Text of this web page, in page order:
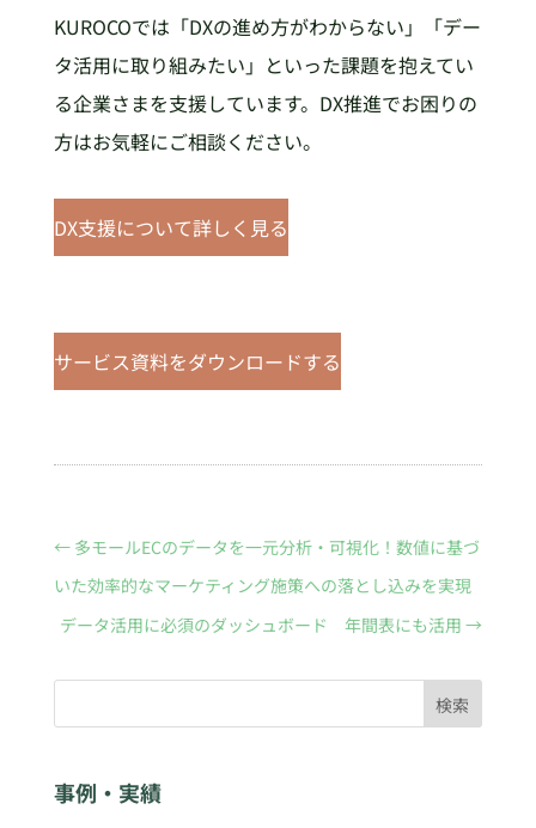
KUROCOでは「DXの進め方がわからない」「デー
タ活用に取り組みたい」といった課題を抱えてい
る企業さまを支援しています。DX推進でお困りの
方はお気軽にご相談ください。
DX支援について詳しく見る
サービス資料をダウンロードする
← 多モールECのデータを一元分析・可視化！数値に基づ
いた効率的なマーケティング施策への落とし込みを実現
データ活用に必須のダッシュボード 年間表にも活用 →
検索
事例・実績